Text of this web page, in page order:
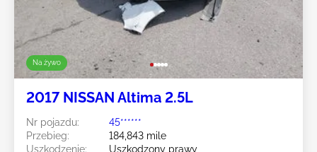
Na żywo
2017 NISSAN Altima 2.5L
Nr pojazdu:
45******
Przebieg:
184,843 mile
Uszkodzenie:
Uszkodzony prawy